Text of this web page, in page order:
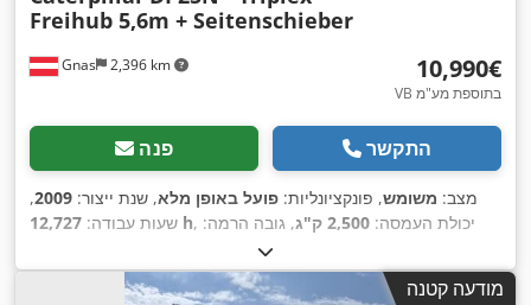
Gnas 2,396 km
Freihub 5,6m + Seitenschieber
‏10,990 ‏€
VB בתוספת מע"מ
פנה התקשר
מצב: משומש, פונקציונליות: פועל באופן מלא, שנת ייצור: 2009
,
שעות עבודה: 12,727 h , יכולת העמסה: 2,500 ק"ג
, גובה הרמה:
, סוג תורן:
מ"מ, כוח:38 קילוואט (51.67 כ"ס) , סוג הנעה:Diesel,
מודעה קטנה